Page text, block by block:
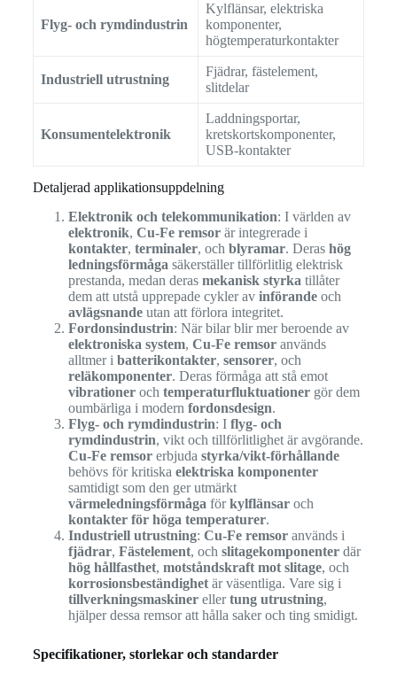
Flyg- och rymdindustrin
Kylflänsar, elektriska
komponenter,
högtemperaturkontakter
Industriell utrustning
Fjädrar, fästelement,
slitdelar
Konsumentelektronik
Laddningsportar,
kretskortskomponenter,
USB-kontakter
Detaljerad applikationsuppdelning
Elektronik och telekommunikation: I världen av
elektronik, Cu-Fe remsorär integrerade i
kontakter, terminaler, och blyramar. Deras hög
ledningsförmåga säkerställer tillförlitlig elektrisk
prestanda, medan deras mekanisk styrka tillåter
dem att utstå upprepade cykler av införandeoch
avlägsnandeutan att förlora integritet.
Fordonsindustrin: När bilar blir mer beroende av
elektroniska system, Cu-Fe remsoranvänds
alltmer i batterikontakter, sensorer, och
reläkomponenter. Deras förmåga att stå emot
vibrationeroch temperaturfluktuationergör dem
oumbärliga i modern fordonsdesign.
Flyg- och rymdindustrin: I flyg- och
rymdindustrin, vikt och tillförlitlighet är avgörande.
Cu-Fe remsorerbjuda styrka/vikt-förhållande
behövs för kritiska elektriska komponenter
samtidigt som den ger utmärkt
värmeledningsförmåga förkylflänsaroch
kontakter för höga temperaturer.
Industriell utrustning: Cu-Fe remsoranvänds i
fjädrar, Fästelement, och slitagekomponenterdär
hög hållfasthet, motståndskraft mot slitage, och
korrosionsbeständighetär väsentliga. Vare sig i
tillverkningsmaskinerellertung utrustning,
hjälper dessa remsor att hålla saker och ting smidigt.
Specifikationer, storlekar och standarder